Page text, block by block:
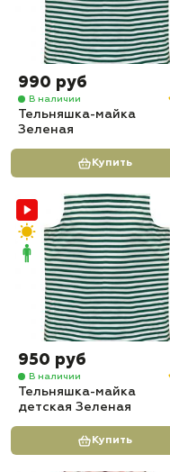
990 руб
В наличии
Тельняшка-майка
Зеленая
Купить
950 руб
В наличии
Тельняшка-майка
детская Зеленая
Купить